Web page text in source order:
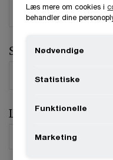
Stilling
Land *
Læs mere om cookies i
behandler dine
Nødvendige
Statistiske
Funktionelle
Marketing